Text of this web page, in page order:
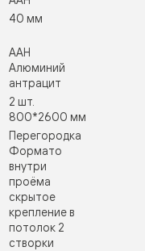
40 мм
ААН
Алюминий
антрацит
2 шт.
800*2600 мм
Перегородка
Формато
внутри
проёма
скрытое
крепление в
потолок 2
створки